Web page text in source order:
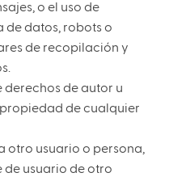
o el uso de
de datos, robots o
de recopilación y
derechos de autor u
de cualquier
otro usuario o persona,
de usuario de otro